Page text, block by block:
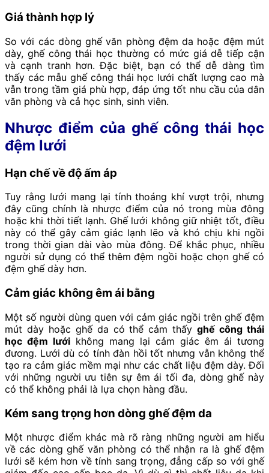
Giá thành hợp lý
So với các dòng ghế văn phòng đệm da hoặc đệm mút
dày, ghế công thái học thường có mức giá dễ tiếp cận
và cạnh tranh hơn. Đặc biệt, bạn có thể dễ dàng tìm
thấy các mẫu ghế công thái học lưới chất lượng cao mà
vẫn trong tầm giá phù hợp, đáp ứng tốt nhu cầu của dân
văn phòng và cả học sinh, sinh viên.
Nhược điểm của ghế công thái học
đệm lưới
Hạn chế về độ ấm áp
Tuy rằng lưới mang lại tính thoáng khí vượt trội, nhưng
đây cũng chính là nhược điểm của nó trong mùa đông
hoặc khi thời tiết lạnh. Ghế lưới không giữ nhiệt tốt, điều
này có thể gây cảm giác lạnh lẽo và khó chịu khi ngồi
trong thời gian dài vào mùa đông. Để khắc phục, nhiều
người sử dụng có thể thêm đệm ngồi hoặc chọn ghế có
đệm ghế dày hơn.
Cảm giác không êm ái bằng
Một số người dùng quen với cảm giác ngồi trên ghế đệm
mút dày hoặc ghế da có thể cảm thấyghế công thái
học đệm lưới không mang lại cảm giác êm ái tương
đương. Lưới dù có tính đàn hồi tốt nhưng vẫn không thể
tạo ra cảm giác mềm mại như các chất liệu đệm dày. Đối
với những người ưu tiên sự êm ái tối đa, dòng ghế này
có thể không phải là lựa chọn hàng đầu.
Kém sang trọng hơn dòng ghế đệm da
Một nhược điểm khác mà rõ ràng những người am hiểu
về các dòng ghế văn phòng có thể nhận ra là ghế đệm
lưới sẽ kém hơn về tính sang trọng, đẳng cấp so với ghế